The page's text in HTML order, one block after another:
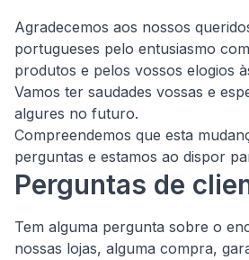
Homepage
Agradecemos aos nossos
portugueses pelo entusiasmo
produtos e pelos vossos elogios
Vamos ter saudades vossas e
algures no futuro.
Compreendemos que esta
perguntas e estamos ao dispor
Perguntas de
Tem alguma pergunta sobre o
nossas lojas, alguma compra,